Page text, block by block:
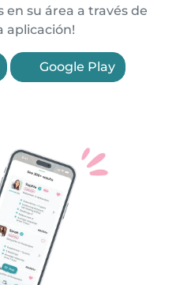
en su área a través de
aplicación!
Google Play